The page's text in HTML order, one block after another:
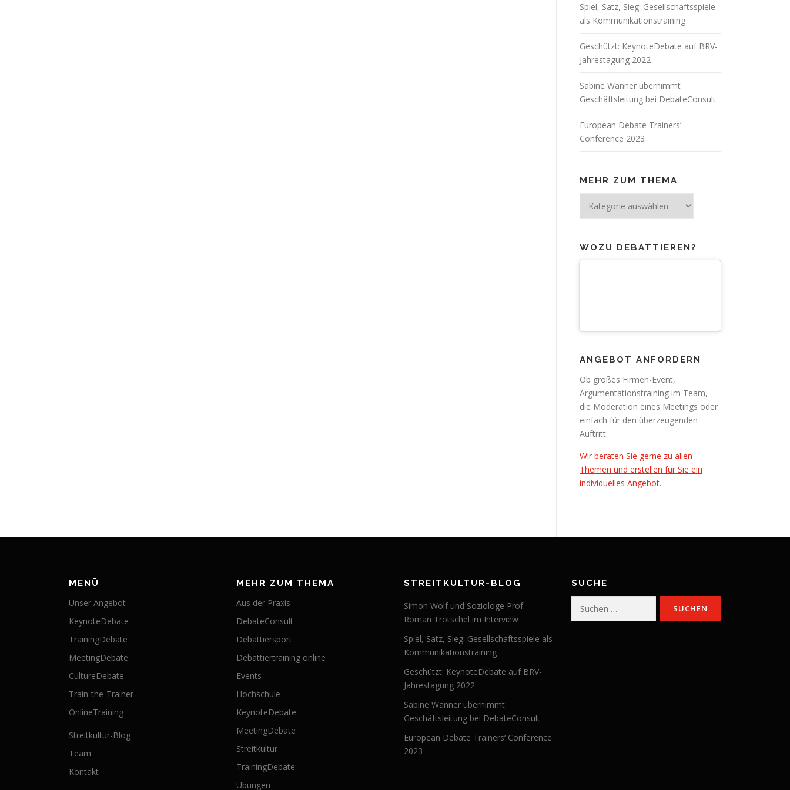
Spiel, Satz, Sieg: Gesellschaftsspiele
als Kommunikationstraining
Geschützt: KeynoteDebate auf BRV-
Jahrestagung 2022
Sabine Wanner übernimmt
Geschäftsleitung bei DebateConsult
European Debate Trainers‘
Conference 2023
MEHR ZUM THEMA
zum
WOZU DEBATTIEREN?
ANGEBOT ANFORDERN
Ob großes Firmen-Event,
Argumentationstraining im Team,
die Moderation eines Meetings oder
einfach für den überzeugenden
Auftritt:
Wir beraten Sie gerne zu allen
Themen und erstellen für Sie ein
individuelles Angebot.
MENÜ
Unser Angebot
KeynoteDebate
TrainingDebate
MeetingDebate
CultureDebate
Train-the-Trainer
OnlineTraining
Streitkultur-Blog
Team
Kontakt
MEHR ZUM THEMA
Aus der Praxis
DebateConsult
Debattiersport
Debattiertraining online
Events
Hochschule
KeynoteDebate
MeetingDebate
Streitkultur
TrainingDebate
Übungen
STREITKULTUR-BLOG
Simon Wolf und Soziologe Prof.
Roman Trötschel im Interview
Spiel, Satz, Sieg: Gesellschaftsspiele als
Kommunikationstraining
Geschützt: KeynoteDebate auf BRV-
Jahrestagung 2022
Sabine Wanner übernimmt
Geschäftsleitung bei DebateConsult
European Debate Trainers‘ Conference
2023
SUCHE
nach: